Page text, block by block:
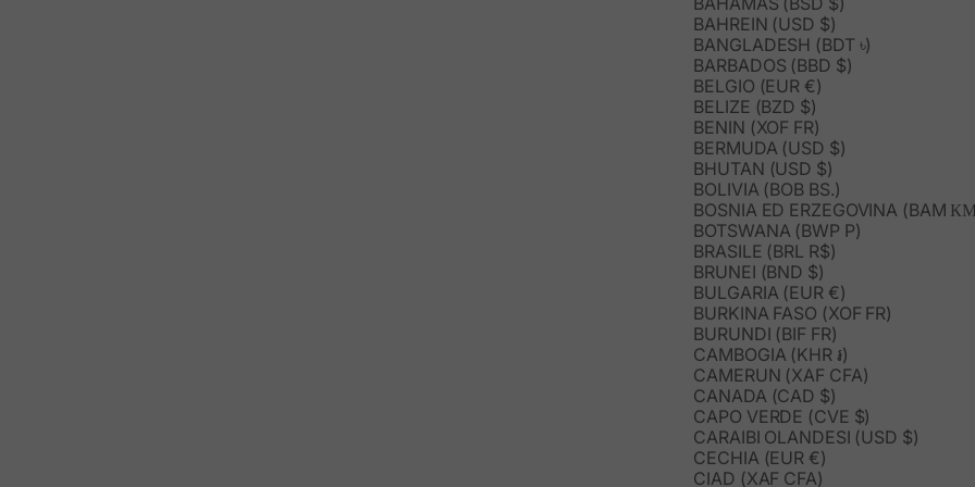
BAHREIN (USD $)
BANGLADESH (BDT ৳)
BARBADOS (BBD $)
BELGIO (EUR €)
BELIZE (BZD $)
BENIN (XOF FR)
BERMUDA (USD $)
BHUTAN (USD $)
BOLIVIA (BOB BS.)
BOSNIA ED ERZEGOVINA (BAM
BOTSWANA (BWP P)
BRASILE (BRL R$)
BRUNEI (BND $)
BULGARIA (EUR €)
BURKINA FASO (XOF FR)
BURUNDI (BIF FR)
CAMBOGIA (KHR ៛)
CAMERUN (XAF CFA)
CANADA (CAD $)
CAPO VERDE (CVE $)
CARAIBI OLANDESI (USD $)
CECHIA (EUR €)
CIAD (XAF CFA)